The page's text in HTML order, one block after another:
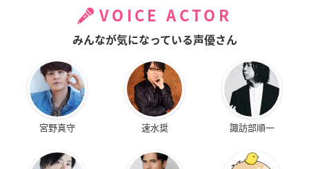
VOICE ACTOR
みんなが気になっている声優さん
宮野真守 速水奨 諏訪部順一